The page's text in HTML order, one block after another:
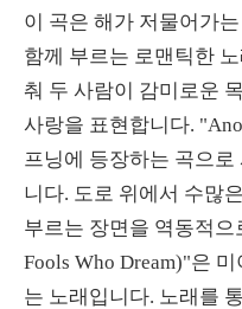
이 곡은 해가 저물어가
함께 부르는 로맨틱한
춰 두 사람이 감미로운
사랑을 표현합니다.
프닝에 등장하는 곡으
니다. 도로 위에서 수많
부르는 장면을 역동적
Fools Who Dream)"은
는 노래입니다. 노래를